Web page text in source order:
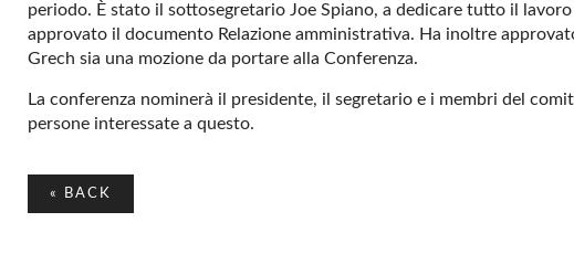
periodo. È stato il sottosegretario Joe Spiano, a dedicare tutto il
approvato il documento Relazione amministrativa. Ha inoltre
Grech sia una mozione da portare alla Conferenza.
La conferenza nominerà il presidente, il segretario e i membri del
persone interessate a questo.
« BACK